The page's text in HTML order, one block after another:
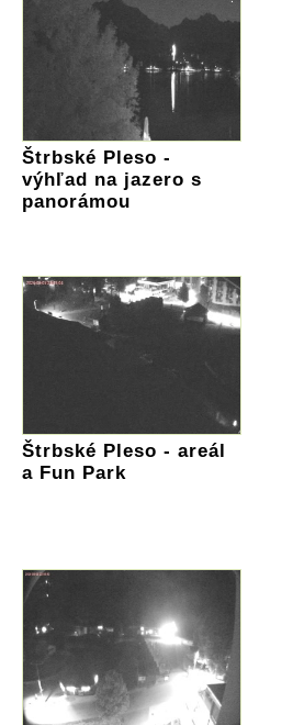
Štrbské Pleso -
výhľad na jazero s
panorámou
Štrbské Pleso - areál
a Fun Park